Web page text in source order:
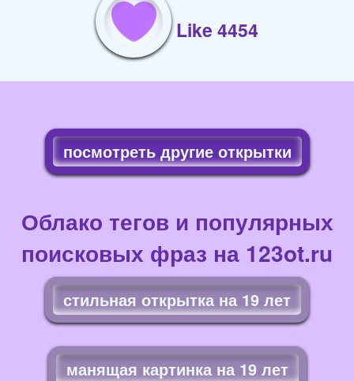
Like 4454
посмотреть другие открытки
Облако тегов и популярных
поисковых фраз на 123ot.ru
стильная открытка на 19 лет
манящая картинка на 19 лет